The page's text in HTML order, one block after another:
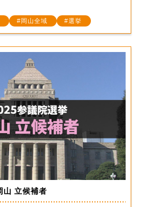
岡山全域 選挙
山 立候補者